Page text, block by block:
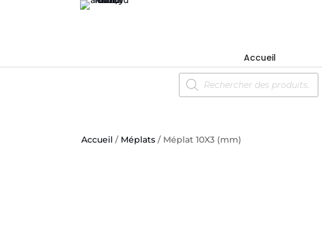
Accueil
Recherche
de
produits
Accueil / Méplats / Méplat 10X3 (mm)